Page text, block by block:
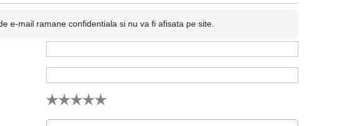
e-mail ramane confidentiala si nu va fi afisata pe site.